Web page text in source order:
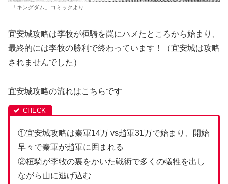
「キングダム」コミックより
宜安城攻略は李牧が桓騎を罠にハメたところから始まり、
最終的には李牧の勝利で終わっています！（宜安城は攻略
されませんでした）
宜安城攻略の流れはこちらです
①宜安城攻略は秦軍14万 vs趙軍31万で始まり、開始
早々で秦軍が趙軍に囲まれる
②桓騎が李牧の裏をかいた戦術で多くの犠牲を出し
ながら山に逃げ込む